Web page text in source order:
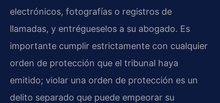
electrónicos, fotografías o registros de
llamadas, y entrégueselos a su abogado. Es
importante cumplir estrictamente con cualquier
orden de protección que el tribunal haya
emitido; violar una orden de protección es un
delito separado que puede empeorar su